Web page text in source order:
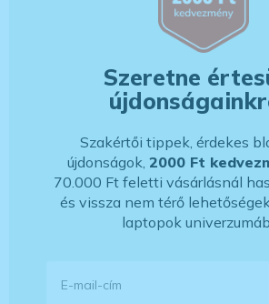
Szeretne
Szakértői tippek, érdekes
újdonságok, 2000 Ft
70.000 Ft feletti vásárlásnál
és vissza nem térő
laptopok